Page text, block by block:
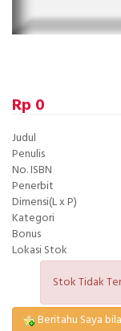
Rp 0
Judul
Penulis
No. ISBN
Penerbit
Dimensi(L x P)
Kategori
Bonus
Lokasi Stok
Stok Tidak
Beritahu Saya